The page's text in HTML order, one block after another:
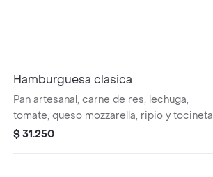
Hamburguesa clasica
Pan artesanal, carne de res, lechuga,
tomate, queso mozzarella, ripio y tocineta
$ 31.250